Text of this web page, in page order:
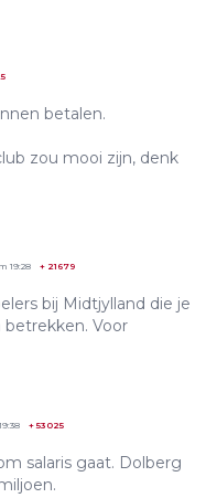
betalen.
zou mooi zijn, denk
19:28 + 21679
bij Midtjylland die je
Voor
+53025
salaris gaat. Dolberg